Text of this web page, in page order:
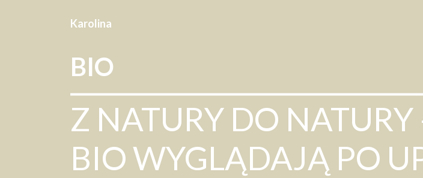
Karolina
BIO
Z NATURY DO
BIO WYGLĄDAJĄ PO